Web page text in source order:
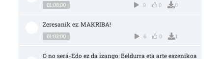
01:08:00 9 0 0
Zeresanik ez: MAKRIBA!
01:02:00 6 0 1
O no será-Edo ez da izango: Beldurra eta arte eszenikoa